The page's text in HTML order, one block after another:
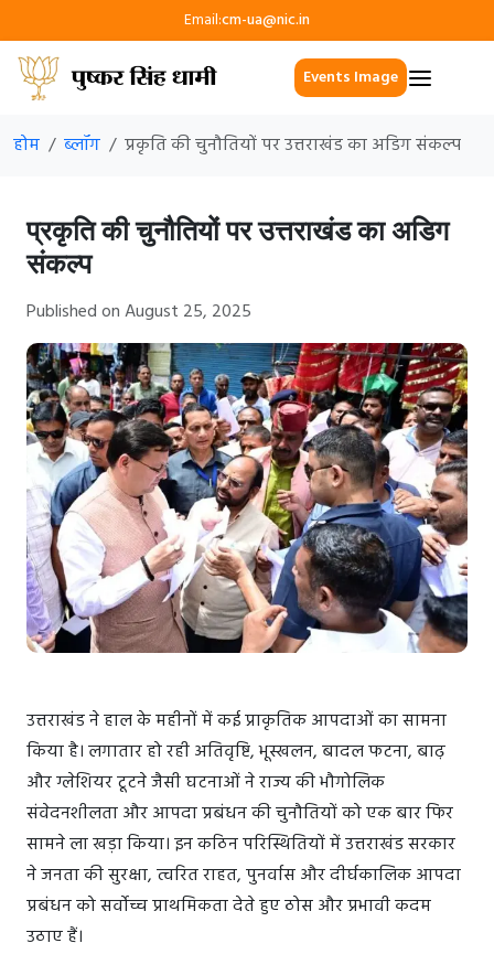
Email:cm-ua@nic.in
Events Image
होम ब्लॉग प्रकृति की चुनौतियों पर उत्तराखंड का अडिग संकल्प
प्रकृति की चुनौतियों पर उत्तराखंड का अडिग
संकल्प
Published on August 25, 2025
उत्तराखंड ने हाल के महीनों में कई प्राकृतिक आपदाओं का सामना
किया है। लगातार हो रही अतिवृष्टि, भूस्खलन, बादल फटना, बाढ़
और ग्लेशियर टूटने जैसी घटनाओं ने राज्य की भौगोलिक
संवेदनशीलता और आपदा प्रबंधन की चुनौतियों को एक बार फिर
सामने ला खड़ा किया। इन कठिन परिस्थितियों में उत्तराखंड सरकार
ने जनता की सुरक्षा, त्वरित राहत, पुनर्वास और दीर्घकालिक आपदा
प्रबंधन को सर्वोच्च प्राथमिकता देते हुए ठोस और प्रभावी कदम
उठाए हैं।